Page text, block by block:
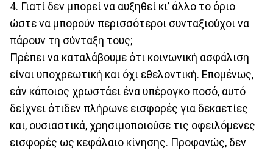
4. Γιατί δεν μπορεί να αυξηθεί κι’ άλλο το όριο
ώστε να μπορούν περισσότεροι συνταξιούχοι να
πάρουν τη σύνταξη τους;
Πρέπει να καταλάβουμε ότι κοινωνική ασφάλιση
είναι υποχρεωτική και όχι εθελοντική. Επομένως,
εάν κάποιος χρωστάει ένα υπέρογκο ποσό, αυτό
δείχνει ότιδεν πλήρωνε εισφορές για δεκαετίες
και, ουσιαστικά, χρησιμοποιούσε τις οφειλόμενες
εισφορές ως κεφάλαιο κίνησης. Προφανώς, δεν